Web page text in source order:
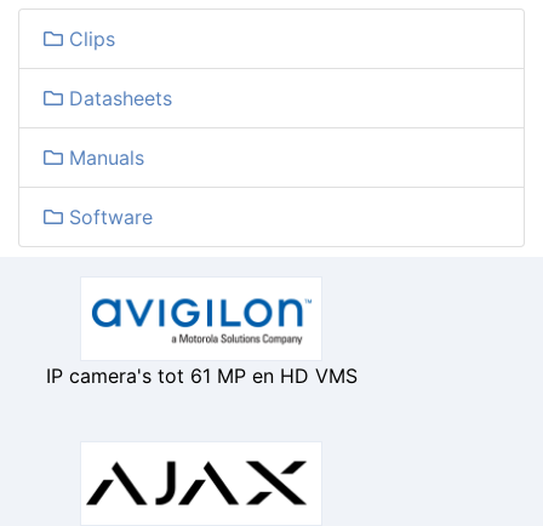
Clips
Datasheets
Manuals
Software
IP camera's tot 61 MP en HD VMS